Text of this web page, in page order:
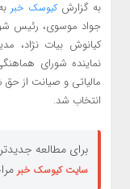
به گزارشکیوسک خبر
جواد موسوی، رئیس
کیانوش بیات نژاد،
نماینده شورای
مالیاتی و صیانت از
انتخاب شد.
برای مطالعه
سایت کیوسک خبر